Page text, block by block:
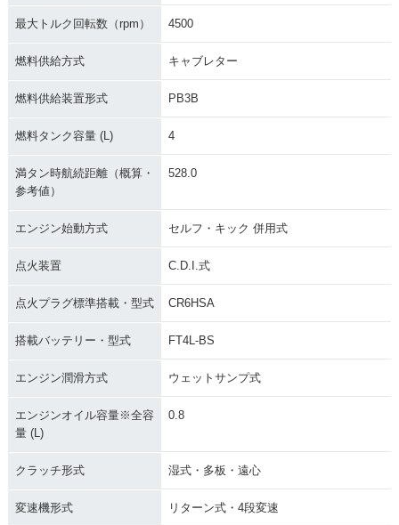
最大トルク回転数（rpm） 4500
燃料供給方式 キャブレター
燃料供給装置形式 PB3B
燃料タンク容量 (L) 4
満タン時航続距離（概算・
参考値）
528.0
エンジン始動方式 セルフ・キック 併用式
点火装置 C.D.I.式
点火プラグ標準搭載・型式 CR6HSA
搭載バッテリー・型式 FT4L-BS
エンジン潤滑方式 ウェットサンプ式
エンジンオイル容量※全容
量 (L)
0.8
クラッチ形式 湿式・多板・遠心
変速機形式 リターン式・4段変速